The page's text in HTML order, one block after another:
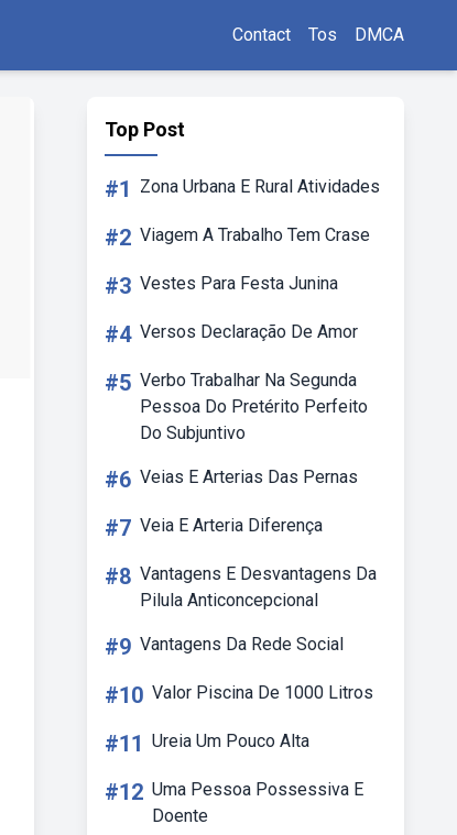
Contact Tos DMCA
Top Post
#1 Zona Urbana E Rural Atividades
#2 Viagem A Trabalho Tem Crase
#3 Vestes Para Festa Junina
#4 Versos Declaração De Amor
#5 Verbo Trabalhar Na Segunda
Pessoa Do Pretérito Perfeito
Do Subjuntivo
#6 Veias E Arterias Das Pernas
#7 Veia E Arteria Diferença
#8 Vantagens E Desvantagens Da
Pilula Anticoncepcional
#9 Vantagens Da Rede Social
#10 Valor Piscina De 1000 Litros
#11 Ureia Um Pouco Alta
#12 Uma Pessoa Possessiva E
Doente